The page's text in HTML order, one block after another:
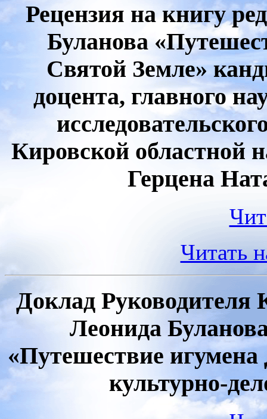
Рецензия на книгу
Буланова
Святой Земле»
доцента, главного
Кировской областной
Герцена
Читать
Доклад
Леонида
«Путешествие
культурно-